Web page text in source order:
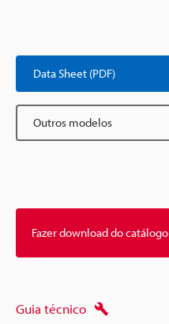
Data Sheet (PDF)
Outros modelos
Fazer download do catálogo
Guia técnico